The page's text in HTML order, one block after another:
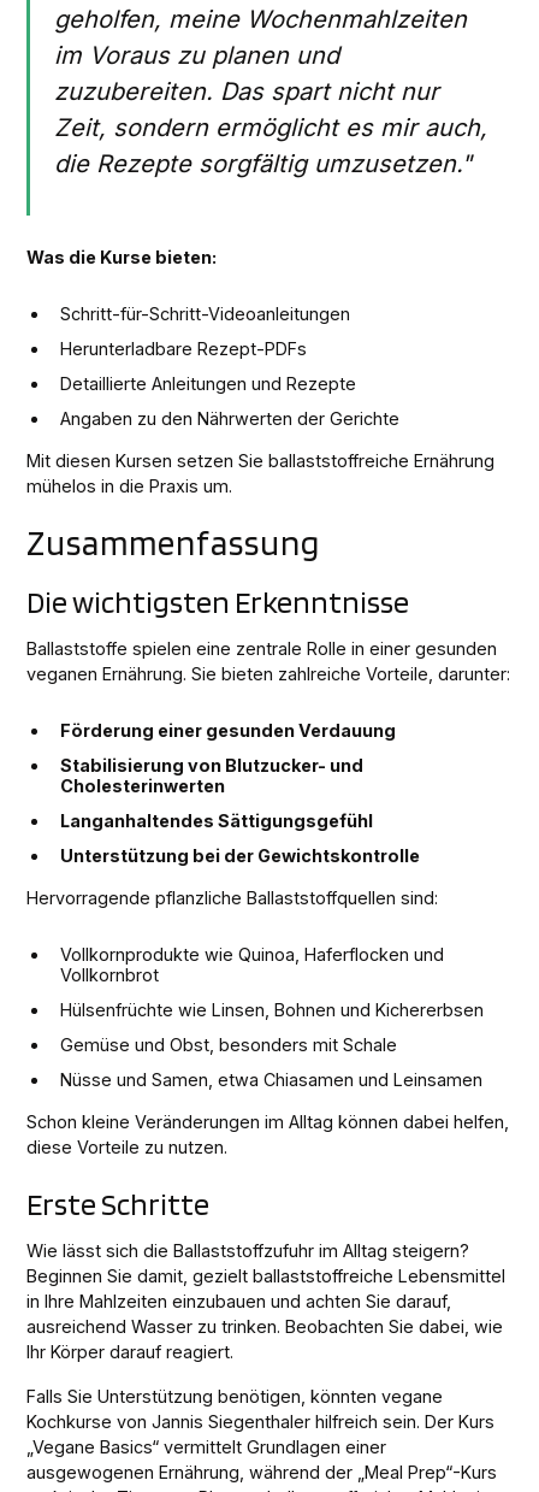
geholfen, meine Wochenmahlzeiten
im Voraus zu planen und
zuzubereiten. Das spart nicht nur
Zeit, sondern ermöglicht es mir auch,
die Rezepte sorgfältig umzusetzen."
Was die Kurse bieten:
Schritt-für-Schritt-Videoanleitungen
Herunterladbare Rezept-PDFs
Detaillierte Anleitungen und Rezepte
Angaben zu den Nährwerten der Gerichte
Mit diesen Kursen setzen Sie ballaststoffreiche Ernährung
mühelos in die Praxis um.
Zusammenfassung
Die wichtigsten Erkenntnisse
Ballaststoffe spielen eine zentrale Rolle in einer gesunden
veganen Ernährung. Sie bieten zahlreiche Vorteile, darunter:
Förderung einer gesunden Verdauung
Stabilisierung von Blutzucker- und
Cholesterinwerten
Langanhaltendes Sättigungsgefühl
Unterstützung bei der Gewichtskontrolle
Hervorragende pflanzliche Ballaststoffquellen sind:
Vollkornprodukte wie Quinoa, Haferflocken und
Vollkornbrot
Hülsenfrüchte wie Linsen, Bohnen und Kichererbsen
Gemüse und Obst, besonders mit Schale
Nüsse und Samen, etwa Chiasamen und Leinsamen
Schon kleine Veränderungen im Alltag können dabei helfen,
diese Vorteile zu nutzen.
Erste Schritte
Wie lässt sich die Ballaststoffzufuhr im Alltag steigern?
Beginnen Sie damit, gezielt ballaststoffreiche Lebensmittel
in Ihre Mahlzeiten einzubauen und achten Sie darauf,
ausreichend Wasser zu trinken. Beobachten Sie dabei, wie
Ihr Körper darauf reagiert.
Falls Sie Unterstützung benötigen, könnten vegane
Kochkurse von Jannis Siegenthaler hilfreich sein. Der Kurs
„Vegane Basics“ vermittelt Grundlagen einer
ausgewogenen Ernährung, während der „Meal Prep“-Kurs